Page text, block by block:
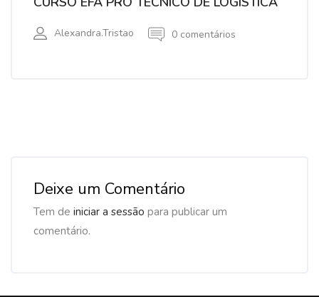
Alexandra.tristao 0 comentários
Deixe um Comentário
Tem de iniciar a sessão para publicar um
comentário.